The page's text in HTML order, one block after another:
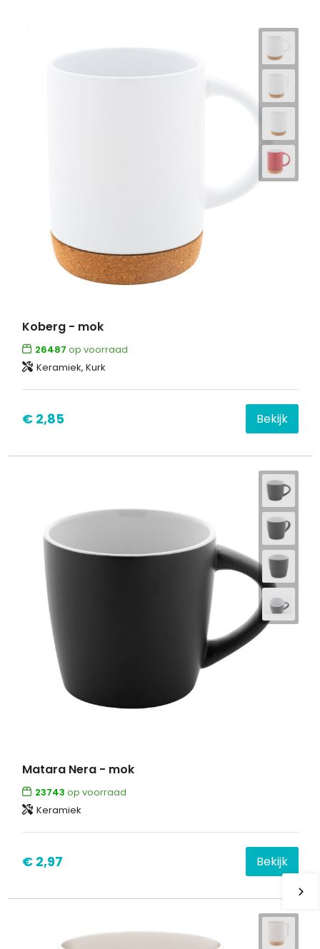
Koberg - mok
26487 op voorraad
Keramiek, Kurk
€ 2,85 Bekijk
Matara Nera - mok
23743 op voorraad
Keramiek
€ 2,97 Bekijk